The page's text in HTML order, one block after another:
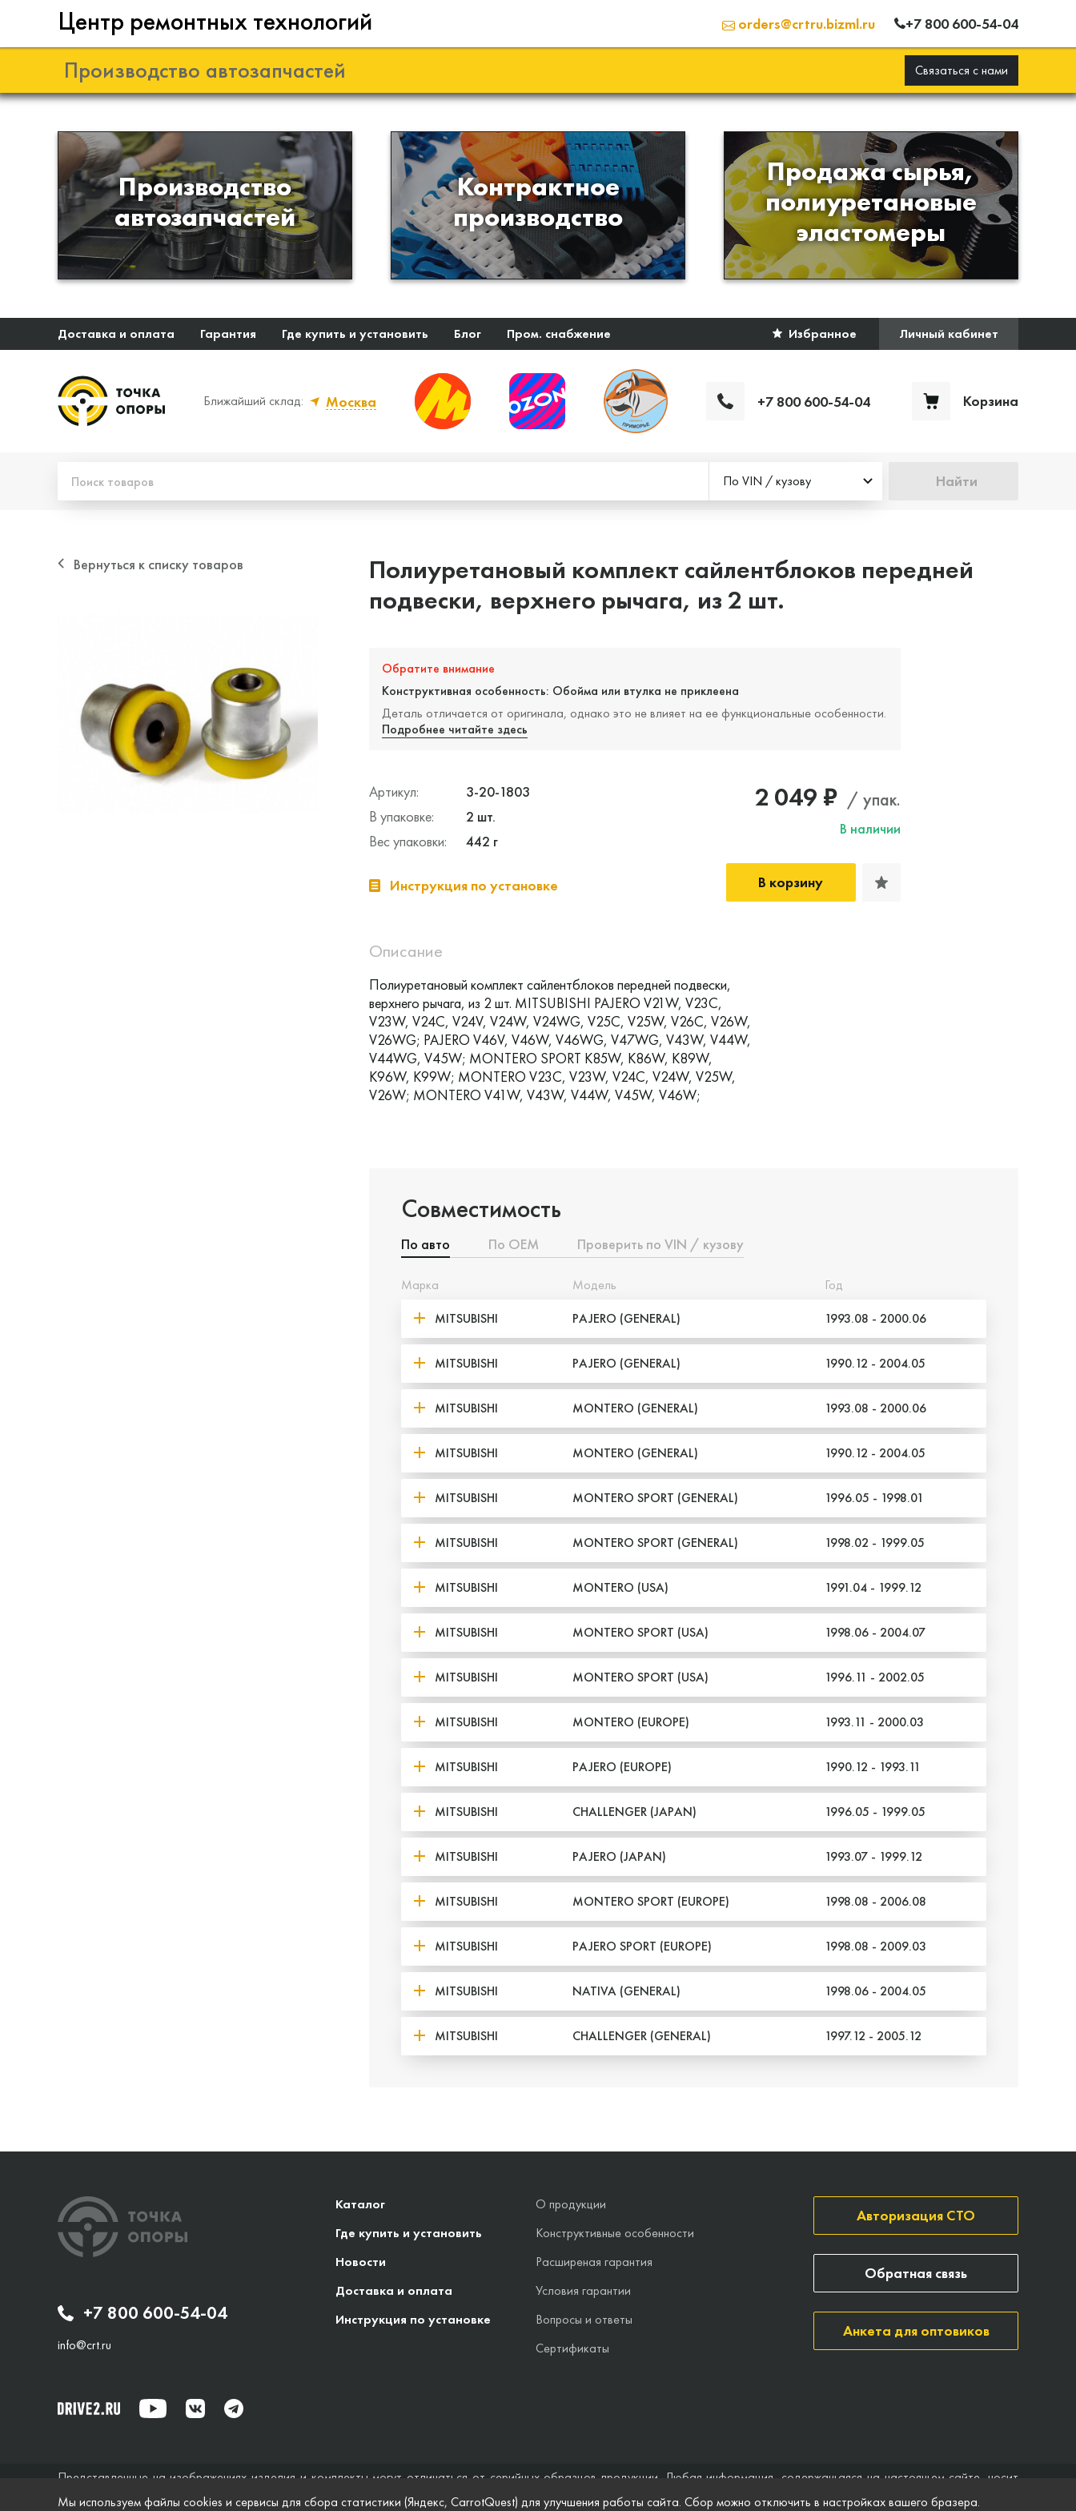
Центр ремонтных технологий orders@crtru.bizml.ru +7 800 600-54-04
Производство автозапчастей Связаться с нами
Производство
автозапчастей
Разработка и
производство деталей из
эластомеров для подвески
автомобиля
Контрактное
производство
Производство изделий из
пластиков и полимеров по
образцам либо чертежам
заказчика
Продажа сырья,
полиуретановые
эластомеры
Продажа сырья для
производства изделий из
полиуретана
Доставка и оплата Гарантия Где купить и установить Блог Пром. снабжение Избранное Личный кабинет
Ближайший склад:
Москва
+7 800 600-54-04 Корзина
По VIN / кузову Найти
Вернуться к списку товаров
Полиуретановый комплект сайлентблоков передней
подвески, верхнего рычага, из 2 шт.
Обратите внимание
Конструктивная особенность: Обойма или втулка не приклеена
Деталь отличается от оригинала, однако это не влияет на ее функциональные особенности.
Подробнее читайте здесь
Артикул:
3-20-1803
В упаковке:
2 шт.
Вес упаковки:
442 г
Инструкция по установке
2 049 ₽ / упак.
В наличии
В корзину
Описание
Полиуретановый комплект сайлентблоков передней подвески,
верхнего рычага, из 2 шт. MITSUBISHI PAJERO V21W, V23C,
V23W, V24C, V24V, V24W, V24WG, V25C, V25W, V26C, V26W,
V26WG; PAJERO V46V, V46W, V46WG, V47WG, V43W, V44W,
V44WG, V45W; MONTERO SPORT K85W, K86W, K89W,
K96W, K99W; MONTERO V23C, V23W, V24C, V24W, V25W,
V26W; MONTERO V41W, V43W, V44W, V45W, V46W;
Совместимость
По авто По ОЕМ Проверить по VIN / кузову
Марка Модель
Год
MITSUBISHI
PAJERO (GENERAL) 1993.08 - 2000.06
MITSUBISHI PAJERO (GENERAL) 1990.12 - 2004.05
MITSUBISHI MONTERO (GENERAL) 1993.08 - 2000.06
MITSUBISHI MONTERO (GENERAL) 1990.12 - 2004.05
MITSUBISHI MONTERO SPORT (GENERAL) 1996.05 - 1998.01
MITSUBISHI MONTERO SPORT (GENERAL) 1998.02 - 1999.05
MITSUBISHI MONTERO (USA) 1991.04 - 1999.12
MITSUBISHI MONTERO SPORT (USA) 1998.06 - 2004.07
MITSUBISHI MONTERO SPORT (USA) 1996.11 - 2002.05
MITSUBISHI MONTERO (EUROPE) 1993.11 - 2000.03
MITSUBISHI PAJERO (EUROPE) 1990.12 - 1993.11
MITSUBISHI CHALLENGER (JAPAN) 1996.05 - 1999.05
MITSUBISHI PAJERO (JAPAN) 1993.07 - 1999.12
MITSUBISHI MONTERO SPORT (EUROPE) 1998.08 - 2006.08
MITSUBISHI PAJERO SPORT (EUROPE) 1998.08 - 2009.03
MITSUBISHI NATIVA (GENERAL) 1998.06 - 2004.05
MITSUBISHI CHALLENGER (GENERAL) 1997.12 - 2005.12
+7 800 600-54-04
info@crt.ru
Каталог
Где купить и установить
Новости
Доставка и оплата
Инструкция по установке
О продукции
Конструктивные особенности
Расширеная гарантия
Условия гарантии
Вопросы и ответы
Сертификаты
Авторизация СТО
Анкета для оптовиков
Обратная связь
Представленные на изображениях изделия и комплекты могут отличаться от серийных образцов продукции. Любая информация, содержащаяся на настоящем сайте, носит
исключительно справочный характер и ни при каких обстоятельствах не может быть расценена как предложение заключить договор (публичная оферта). Компания Точка опоры
Мы используем файлы cookies и сервисы для сбора статистики (Яндекс, CarrotQuest) для улучшения работы сайта. Сбор можно отключить в настройках вашего бразера.